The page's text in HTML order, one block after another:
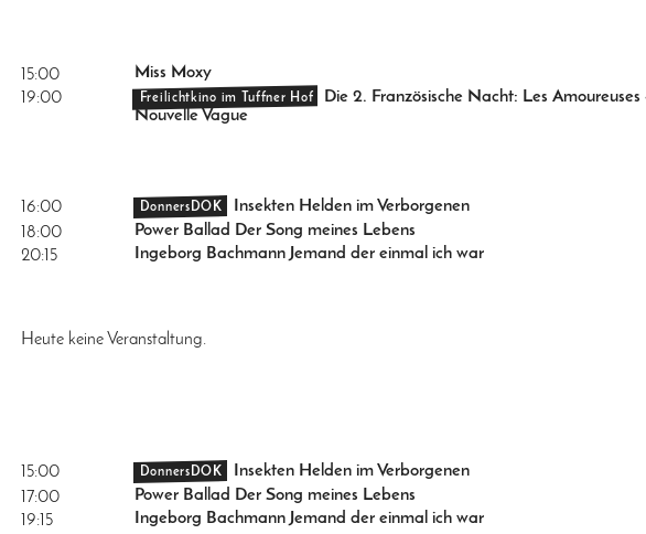
15:00
Miss Moxy
19:00
Freilichtkino im Tuffner Hof
Die 2. Französische Nacht: Les Amoureuses
Nouvelle Vague
16:00 DonnersDOK
Insekten Helden im Verborgenen
18:00
Power Ballad Der Song meines Lebens
20:15
Ingeborg Bachmann Jemand der einmal ich war
Heute keine Veranstaltung.
15:00 DonnersDOK
Insekten Helden im Verborgenen
17:00
Power Ballad Der Song meines Lebens
19:15
Ingeborg Bachmann Jemand der einmal ich war